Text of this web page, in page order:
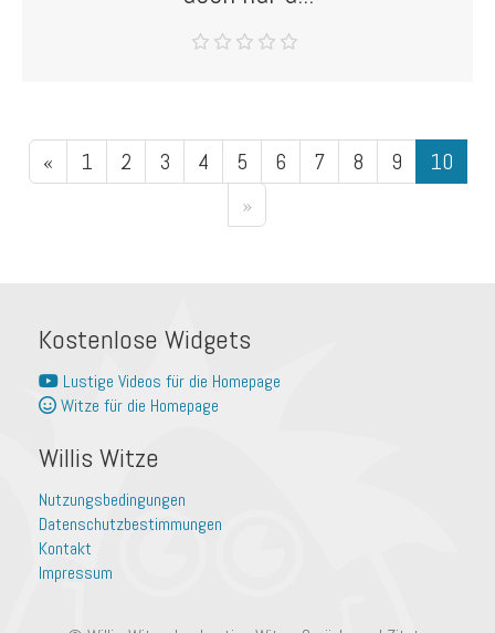
« 1 2 3 4 5 6 7 8 9
10
»
Kostenlose Widgets
Lustige Videos für die Homepage
Witze für die Homepage
Willis Witze
Nutzungsbedingungen
Datenschutzbestimmungen
Kontakt
Impressum